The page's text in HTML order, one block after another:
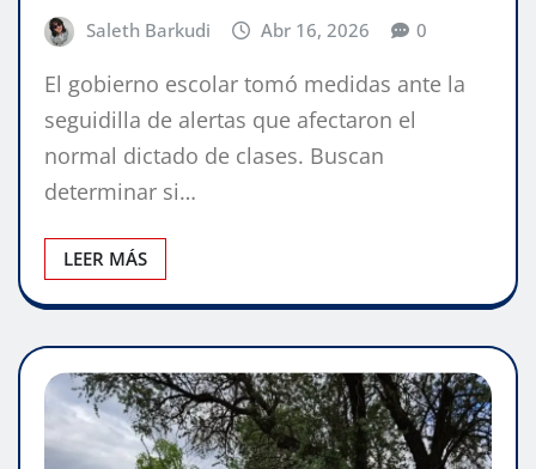
Saleth Barkudi Abr 16, 2026 0
El gobierno escolar tomó medidas ante la
seguidilla de alertas que afectaron el
normal dictado de clases. Buscan
determinar si…
LEER MÁS